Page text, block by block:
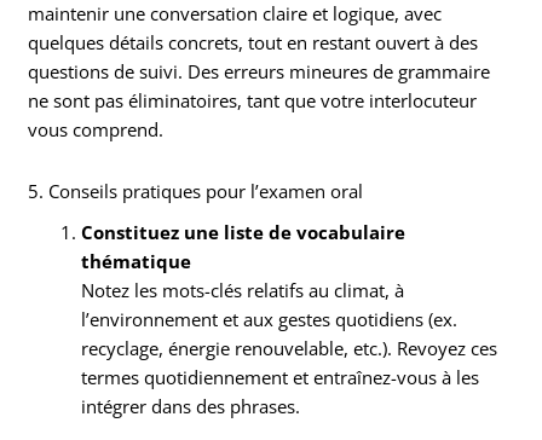
maintenir une conversation claire et logique, avec
quelques détails concrets, tout en restant ouvert à des
questions de suivi. Des erreurs mineures de grammaire
ne sont pas éliminatoires, tant que votre interlocuteur
vous comprend.
5. Conseils pratiques pour l’examen oral
Constituez une liste de vocabulaire
thématique
Notez les mots-clés relatifs au climat, à
l’environnement et aux gestes quotidiens (ex.
recyclage, énergie renouvelable, etc.). Revoyez ces
termes quotidiennement et entraînez-vous à les
intégrer dans des phrases.